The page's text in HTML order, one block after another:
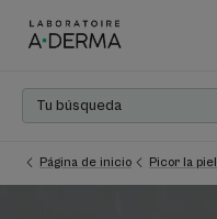
Página de inicio Picor la piel